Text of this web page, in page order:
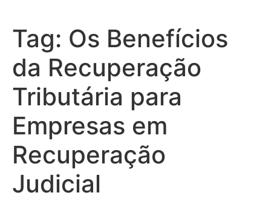
Tag: Os Benefícios
da Recuperação
Tributária para
Empresas em
Recuperação
Judicial